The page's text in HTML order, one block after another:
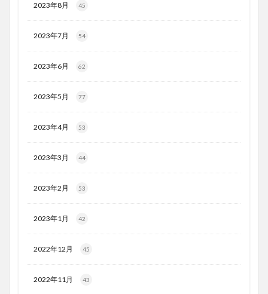
2023年8月 45
2023年7月 54
2023年6月 62
2023年5月 77
2023年4月 53
2023年3月 44
2023年2月 53
2023年1月 42
2022年12月 45
2022年11月 43